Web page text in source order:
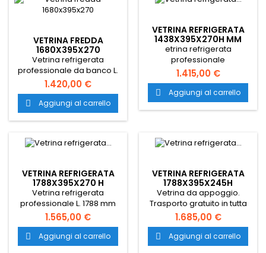
mm e temperatura
VETRINA FREDDA
1680X395X270
Vetrina refrigerata
professionale da banco L.
1680 mm con capacità per
8 vaschette GN 1/3. Ideale
per l'esposizione di tapas e
antipasti freschi in Bar e
Ristoranti.
1.420,00 €
 Aggiungi al carrello
VETRINA REFRIGERATA
1438X395X270H MM
etrina refrigerata
professionale
1438x395x270h mm con
refrigerazione statica.
Ideale per l'esposizione di
tapas, sushi e ingredienti
freschi in Bar e Ristoranti.
1.415,00 €
 Aggiungi al carrello
VETRINA REFRIGERATA
1788X395X270 H
Vetrina refrigerata
professionale L. 1788 mm
con grande capacità per 8
vaschette GN 1/3. Ideale
per l'esposizione di tapas,
sushi e alimenti freschi.
1.565,00 €
 Aggiungi al carrello
VETRINA REFRIGERATA
1788X395X245H
Vetrina da appoggio.
Trasporto gratuito in tutta
Italia.
1.685,00 €
 Aggiungi al carrello